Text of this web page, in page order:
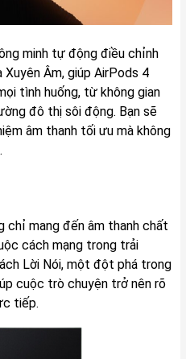
minh tự động điều chỉnh
Âm, giúp AirPods 4
tình huống, từ không gian
đô thị sôi động. Bạn sẽ
âm thanh tối ưu mà không
chỉ mang đến âm thanh chất
cách mạng trong trải
Lời Nói, một đột phá trong
cuộc trò chuyện trở nên rõ
tiếp.